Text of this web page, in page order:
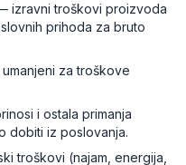
izravni troškovi proizvoda
prihoda za bruto
za troškove
i ostala primanja
dobiti iz poslovanja.
troškovi (najam, energija,